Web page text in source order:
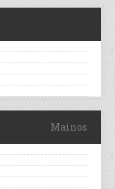
Mainos